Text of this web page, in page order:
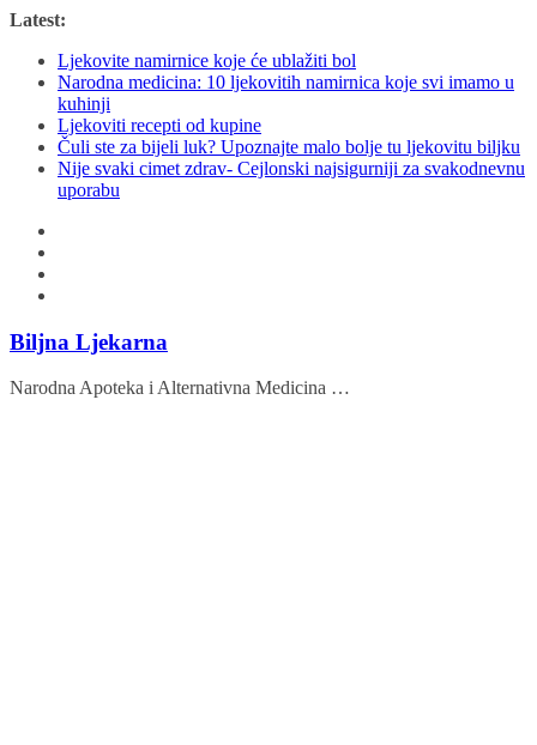
Skip
content
Latest:
Ljekovite namirnice koje će ublažiti bol
Narodna medicina: 10 ljekovitih namirnica koje svi imamo u
kuhinji
Ljekoviti recepti od kupine
Čuli ste za bijeli luk? Upoznajte malo bolje tu ljekovitu biljku
Nije svaki cimet zdrav- Cejlonski najsigurniji za svakodnevnu
uporabu
Biljna Ljekarna
Narodna Apoteka i Alternativna Medicina …